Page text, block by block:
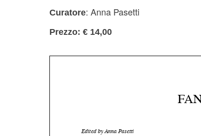
Curatore: Anna Pasetti
Prezzo: € 14,00